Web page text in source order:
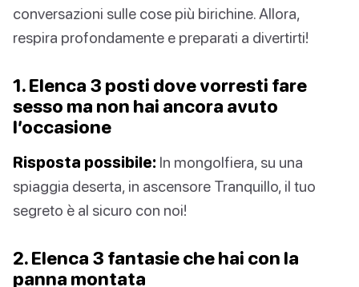
conversazioni sulle cose più birichine. Allora,
respira profondamente e preparati a divertirti!
1. Elenca 3 posti dove vorresti fare
sesso ma non hai ancora avuto
l’occasione
Risposta possibile: In mongolfiera, su una
spiaggia deserta, in ascensore Tranquillo, il tuo
segreto è al sicuro con noi!
2. Elenca 3 fantasie che hai con la
panna montata